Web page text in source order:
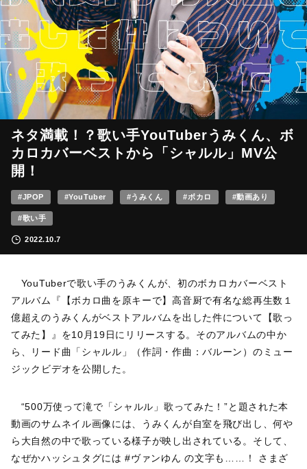
ネタ満載！？歌い手YouTuberうみくん、ボ
カロカバーベストから「シャルル」MV公
開！
#JPOP #YouTuber #うみくん #ボカロ #動画あり
#歌い手
2022.10.7
YouTuberで歌い手のうみくんが、初のボカロカバーベスト
アルバム『【ボカロ曲を原キーで】高音厨で有名な総再生数１
億超えのうみくんがベストアルバムを出した件について【歌っ
てみた】』を10月19日にリリースする。そのアルバムの中か
ら、リード曲「シャルル」（作詞・作曲：バルーン）のミュー
ジックビデオを公開した。
“500万使って滝で「シャルル」歌ってみた！”と題された本
動画のサムネイル画像には、うみくんが自室を飛び出し、何や
ら大自然の中で歌っている様子が映し出されている。そして、
なぜかハッシュタグには #ヴァンゆん の文字も……！ さまざ